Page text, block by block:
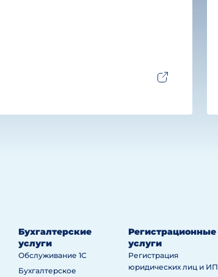
Бухгалтерские
услуги
Обслуживание 1С
Бухгалтерское
Регистрационные
услуги
Регистрация
юридических лиц и ИП